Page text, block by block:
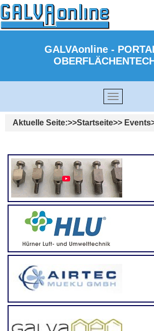
GALVAonline -
Aktuelle Seite: Startseite Events